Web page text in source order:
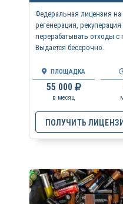
Федеральная лицензия
регенерация,
перерабатывать отходы
Выдается бессрочно.
ПЛОЩАДКА
55 000
в месяц
ПОЛУЧИТЬ